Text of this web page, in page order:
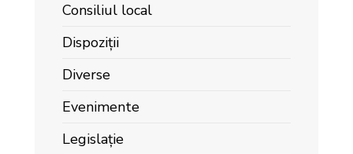
Consiliul local
Dispoziții
Diverse
Evenimente
Legislație